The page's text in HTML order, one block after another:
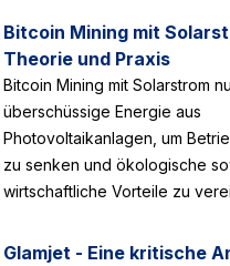
Bitcoin Mining mit
Theorie und Praxis
Bitcoin Mining mit Solarstrom
überschüssige Energie aus
Photovoltaikanlagen, um
zu senken und ökologische
wirtschaftliche Vorteile zu
Glamjet - Eine kritische